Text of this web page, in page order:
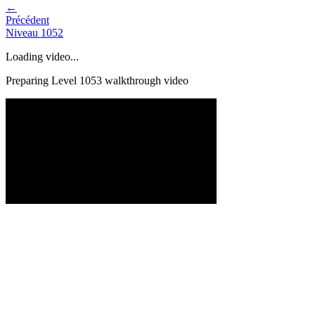
←
Précédent
Niveau 1052
Loading video...
Preparing Level 1053 walkthrough video